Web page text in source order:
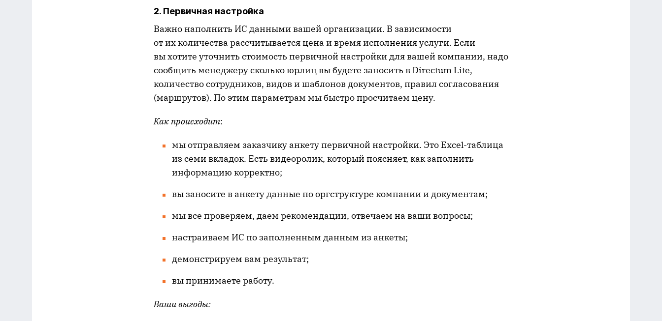
2. Первичная настройка
Важно наполнить ИС данными вашей организации. В зависимости
от их количества рассчитывается цена и время исполнения услуги. Если
вы хотите уточнить стоимость первичной настройки для вашей компании, надо
сообщить менеджеру сколько юрлиц вы будете заносить в Directum Lite,
количество сотрудников, видов и шаблонов документов, правил согласования
(маршрутов). По этим параметрам мы быстро просчитаем цену.
Как происходит:
мы отправляем заказчику анкету первичной настройки. Это Excel-таблица
из семи вкладок. Есть видеоролик, который поясняет, как заполнить
информацию корректно;
вы заносите в анкету данные по оргструктуре компании и документам;
мы все проверяем, даем рекомендации, отвечаем на ваши вопросы;
настраиваем ИС по заполненным данным из анкеты;
демонстрируем вам результат;
вы принимаете работу.
Ваши выгоды: